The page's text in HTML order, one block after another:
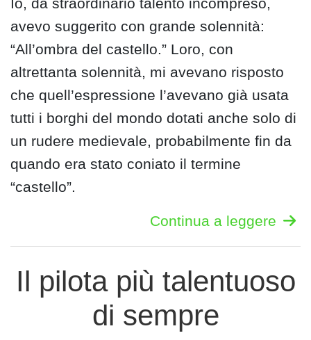
avevo suggerito con grande solennità:
“All’ombra del castello.” Loro, con
altrettanta solennità, mi avevano risposto
che quell’espressione l’avevano già usata
tutti i borghi del mondo dotati anche solo di
un rudere medievale, probabilmente fin da
quando era stato coniato il termine
“castello”.
Continua a leggere
Il pilota più talentuoso
di sempre